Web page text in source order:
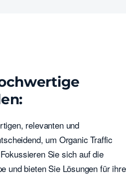
relevanten und
um Organic Traffic
Sie sich auf die
und bieten Sie Lösungen für ihre